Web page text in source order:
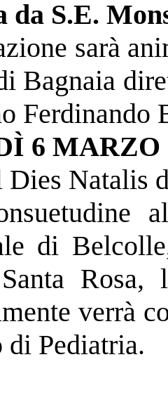
da S.E.
sarà
Bagnaia
Ferdinando
6 MARZO
Natalis
di
Rosa,
verrà
di Pediatria.